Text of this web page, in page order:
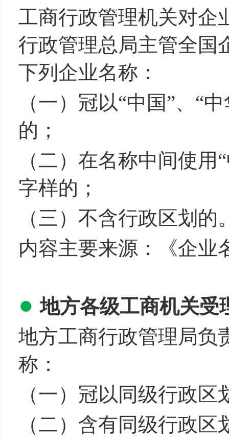
工商行政管理机关对企
行政管理总局主管全国
下列企业名称：
（一）冠以“中国”、“
的；
（二）在名称中间使用
字样的；
（三）不含行政区划的
内容主要来源：《企业
●地方各级工商机关受
地方工商行政管理局负
称：
（一）冠以同级行政区
（二）含有同级行政